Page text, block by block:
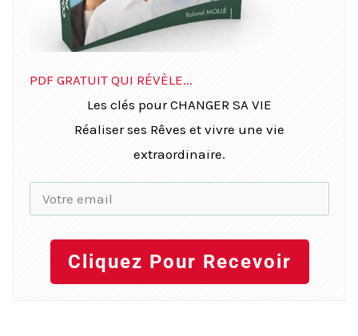
PDF GRATUIT QUI RÉVÈLE...
Les clés pour CHANGER SA VIE
Réaliser ses Rêves et vivre une vie
extraordinaire.
Cliquez Pour Recevoir